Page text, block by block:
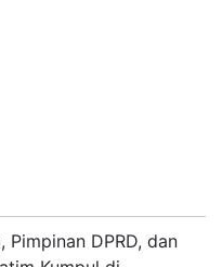
Pimpinan DPRD, dan